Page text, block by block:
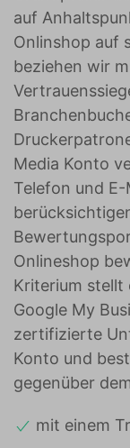
auf
Onlinshop auf
beziehen wir
Media Konto
Telefon und
Onlineshop
Kriterium stellt
Google My
zertifizierte
Konto und
gegenüber
mit einem